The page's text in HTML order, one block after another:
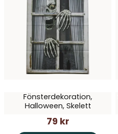
Fönsterdekoration,
Halloween, Skelett
79 kr